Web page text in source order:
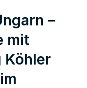
–
mit
Köhler